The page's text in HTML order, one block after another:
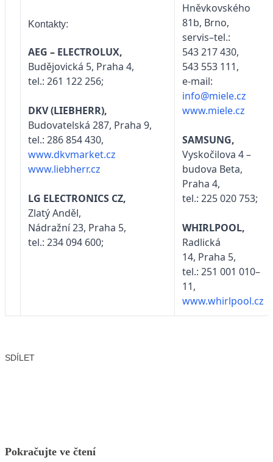
Kontakty:
AEG – ELECTROLUX,
Budějovická 5, Praha 4,
tel.: 261 122 256;
DKV (LIEBHERR),
Budovatelská 287, Praha 9,
tel.: 286 854 430,
www.dkvmarket.cz
www.liebherr.cz
LG ELECTRONICS CZ,
Zlatý Anděl,
Nádražní 23, Praha 5,
tel.: 234 094 600;
Hněvkovského
81b, Brno,
servis–tel.:
543 217 430,
543 553 111,
e-mail:
info@miele.cz
www.miele.cz
SAMSUNG,
Vyskočilova 4 –
budova Beta,
Praha 4,
tel.: 225 020 753;
WHIRLPOOL,
Radlická
14, Praha 5,
tel.: 251 001 010–
11,
www.whirlpool.cz
SDÍLET
Pokračujte ve čtení